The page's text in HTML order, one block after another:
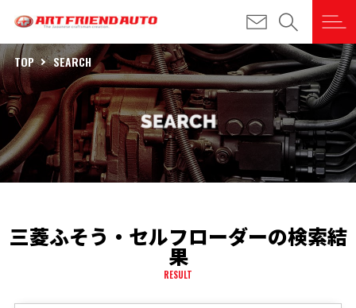
TOP SEARCH
三菱ふそう・セルフローダーの検索結
果
RESULT